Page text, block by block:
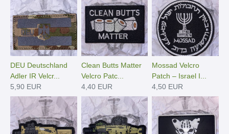
DEU Deutschland
Adler IR Velcr...
5,90 EUR
Clean Butts Matter
Velcro Patc...
4,40 EUR
Mossad Velcro
Patch – Israel I...
4,50 EUR